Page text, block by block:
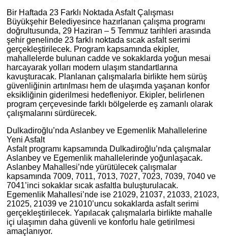
Bir Haftada 23 Farklı Noktada Asfalt Çalışması
Büyükşehir Belediyesince hazırlanan çalışma programı
doğrultusunda, 29 Haziran – 5 Temmuz tarihleri arasında
şehir genelinde 23 farklı noktada sıcak asfalt serimi
gerçekleştirilecek. Program kapsamında ekipler,
mahallelerde bulunan cadde ve sokaklarda yoğun mesai
harcayarak yolları modern ulaşım standartlarına
kavuşturacak. Planlanan çalışmalarla birlikte hem sürüş
güvenliğinin artırılması hem de ulaşımda yaşanan konfor
eksikliğinin giderilmesi hedefleniyor. Ekipler, belirlenen
program çerçevesinde farklı bölgelerde eş zamanlı olarak
çalışmalarını sürdürecek.
Dulkadiroğlu’nda Aslanbey ve Egemenlik Mahallelerine
Yeni Asfalt
Asfalt programı kapsamında Dulkadiroğlu’nda çalışmalar
Aslanbey ve Egemenlik mahallelerinde yoğunlaşacak.
Aslanbey Mahallesi’nde yürütülecek çalışmalar
kapsamında 7009, 7011, 7013, 7027, 7023, 7039, 7040 ve
7041’inci sokaklar sıcak asfaltla buluşturulacak.
Egemenlik Mahallesi’nde ise 21029, 21037, 21033, 21023,
21025, 21039 ve 21010’uncu sokaklarda asfalt serimi
gerçekleştirilecek. Yapılacak çalışmalarla birlikte mahalle
içi ulaşımın daha güvenli ve konforlu hale getirilmesi
amaçlanıyor.